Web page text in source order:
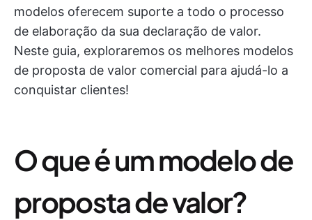
modelos oferecem suporte a todo o processo
de elaboração da sua declaração de valor.
Neste guia, exploraremos os melhores modelos
de proposta de valor comercial para ajudá-lo a
conquistar clientes!
O que é um modelo de
proposta de valor?